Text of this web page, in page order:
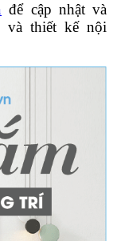
để cập nhật và
và thiết kế nội